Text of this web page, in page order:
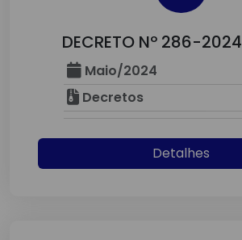
DECRETO Nº 286-2024
Maio/2024
Decretos
Detalhes